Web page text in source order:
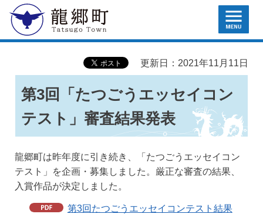
龍郷町 MENU
更新日：2021年11月11日
第3回「たつごうエッセイコン
テスト」審査結果発表
龍郷町は昨年度に引き続き、「たつごうエッセイコン
テスト」を企画・募集しました。厳正な審査の結果、
入賞作品が決定しました。
第3回たつごうエッセイコンテスト結果